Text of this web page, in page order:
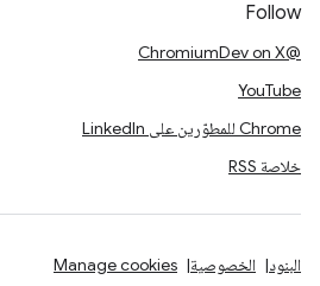
Follow
@ChromiumDev on X
YouTube
Chrome للمطوّرين على LinkedIn
خلاصة RSS
البنود الخصوصية Manage cookies